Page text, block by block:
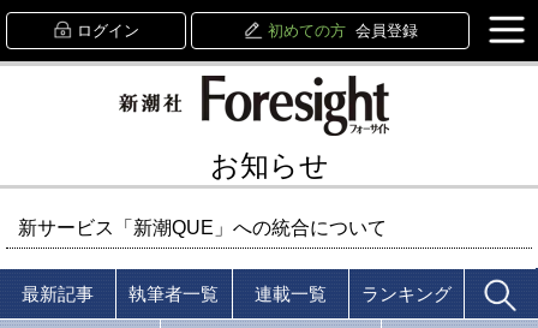
ログイン 初めての方 会員登録
お知らせ
新サービス「新潮QUE」への統合について
最新記事 執筆者一覧 連載一覧 ランキング